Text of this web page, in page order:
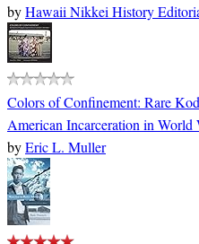
byHawaii Nikkei History
Colors of Confinement: Rare
American Incarceration in World
byEric L. Muller